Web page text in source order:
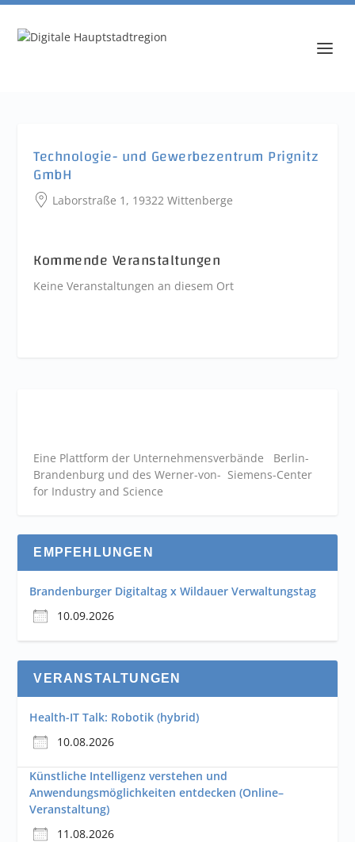
Technologie- und Gewerbezentrum Prignitz
GmbH
Laborstraße 1, 19322 Wittenberge
Kommende Veranstaltungen
Keine Veranstaltungen an diesem Ort
Eine Plattform der Unternehmensverbände Berlin-
Brandenburg und des Werner-von- Siemens-Center
for Industry and Science
EMPFEHLUNGEN
Brandenburger Digitaltag x Wildauer Verwaltungstag
10.09.2026
VERANSTALTUNGEN
Health-IT Talk: Robotik (hybrid)
10.08.2026
Künstliche Intelligenz verstehen und
Anwendungsmöglichkeiten entdecken (Online–
Veranstaltung)
11.08.2026